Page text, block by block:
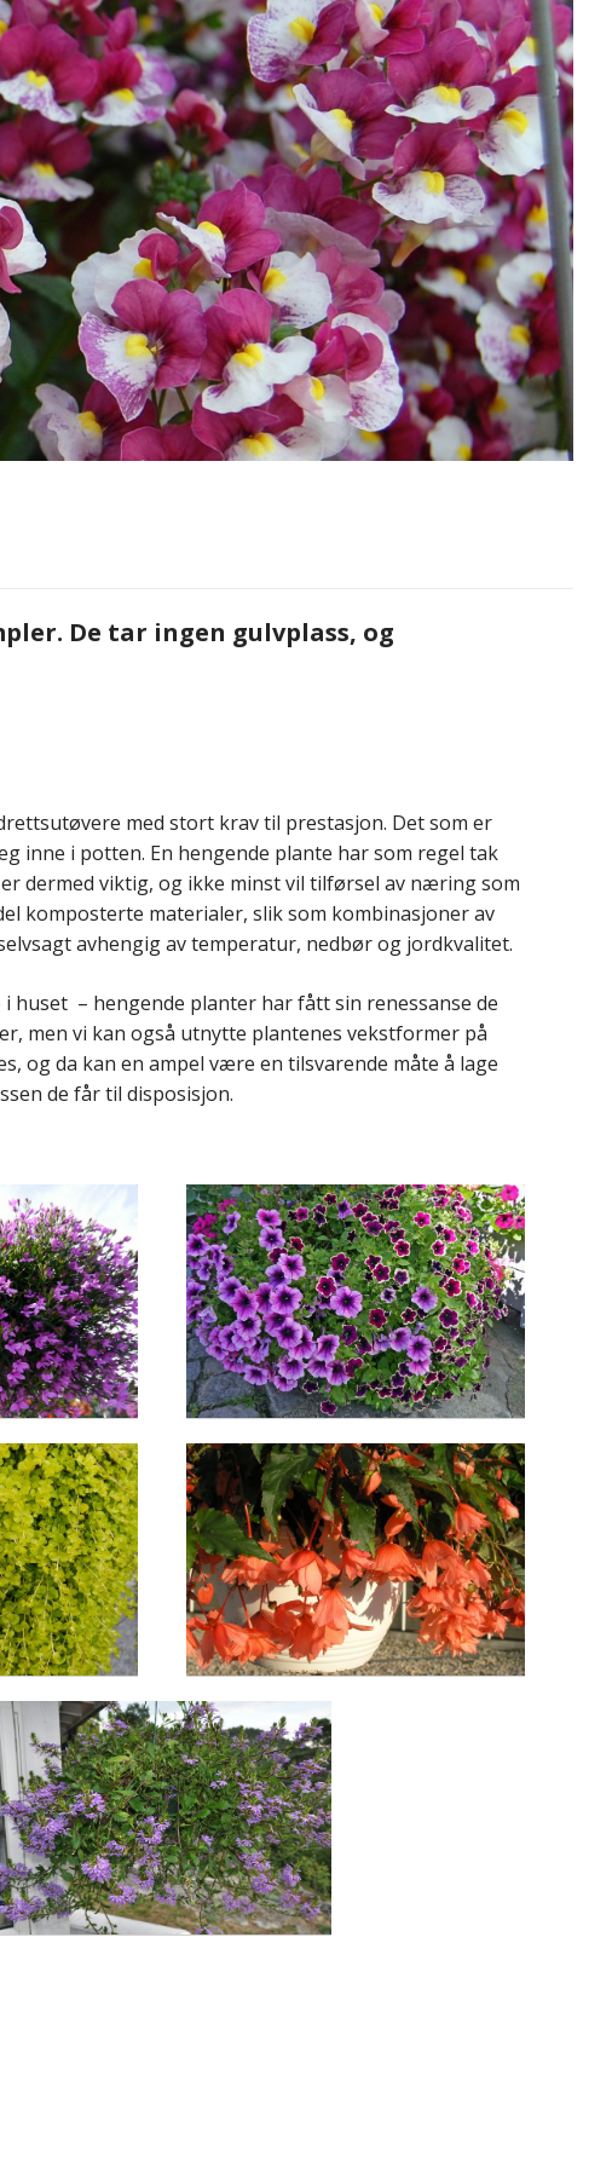
De tar ingen gulvplass, og
med stort krav til prestasjon. Det som er
inne i potten. En hengende plante har som regel tak
dermed viktig, og ikke minst vil tilførsel av næring som
komposterte materialer, slik som kombinasjoner av
avhengig av temperatur, nedbør og jordkvalitet.
huset – hengende planter har fått sin renessanse de
men vi kan også utnytte plantenes vekstformer på
og da kan en ampel være en tilsvarende måte å lage
de får til disposisjon.